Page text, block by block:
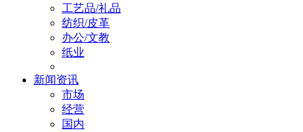
工艺品/礼品
纺织/皮革
办公/文教
纸业
新闻资讯
市场
经营
国内